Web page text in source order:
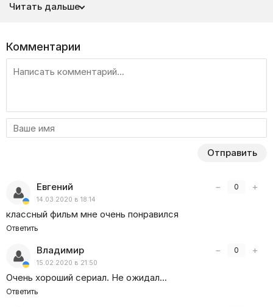
труднораскрываемыми. Несмотря на то, что с виду она
опыт в криминалистике. На своем рабочем веку она
повидала многое и ее трудно чем-то удивить или
запугать.
отсутствует, а родной сын недополучает материнского
внимания. Она находится в разводе, бывший муж никоим
образом не помогает ей с сыном, у которого трудный
подростковый возраст. Всю жизнь Игоревой
увольняется с работы и отправляется в старую жизнь.
Немудрено, что работа найдет ее и на старом-новом
месте. Светлане придется расследовать дела,
связанные с людьми из ее прошлого.
Читать дальше
Комментарии
Отправить
− 0 +
Евгений
14.03.2020 в 18:14
классный фильм мне очень понравился
Ответить
− 0 +
Владимир
15.02.2020 в 21:50
Очень хороший сериал. Не ожидал…
Ответить